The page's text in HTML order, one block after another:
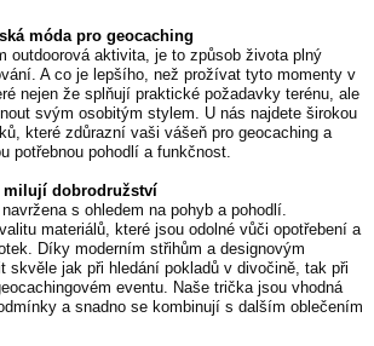
móda pro geocaching
outdoorová aktivita, je to způsob života plný
A co je lepšího, než prožívat tyto momenty v
nejen že splňují praktické požadavky terénu, ale
svým osobitým stylem. U nás najdete širokou
které zdůrazní vaši vášeň pro geocaching a
potřebnou pohodlí a funkčnost.
milují dobrodružství
s ohledem na pohyb a pohodlí.
materiálů, které jsou odolné vůči opotřebení a
Díky moderním střihům a designovým
skvěle jak při hledání pokladů v divočině, tak při
eventu. Naše trička jsou vhodná
a snadno se kombinují s dalším oblečením